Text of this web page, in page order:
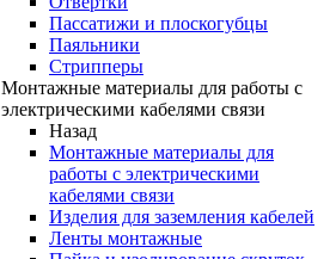
Пассатижи и плоскогубцы
Паяльники
Стрипперы
Монтажные материалы для работы с
электрическими кабелями связи
Назад
Монтажные материалы для
работы с электрическими
кабелями связи
Изделия для заземления кабелей
Ленты монтажные